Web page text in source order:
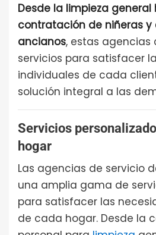
Desde la limpieza
contratación de niñeras
ancianos, estas agencias
servicios para satisfacer
individuales de cada
solución integral a las
Servicios
hogar
Las agencias de servicio
una amplia gama de
para satisfacer las
de cada hogar. Desde la